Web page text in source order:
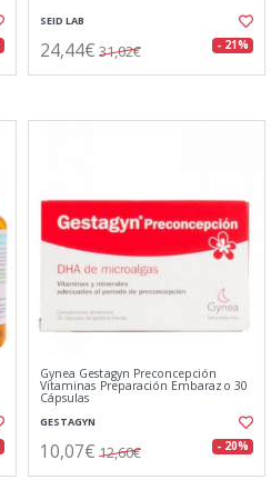
SEID LAB
24,44€ 31,02€ - 21%
Gynea Gestagyn Preconcepción
Vitaminas Preparación Embarazo 30
Cápsulas
GESTAGYN
10,07€ 12,60€ - 20%